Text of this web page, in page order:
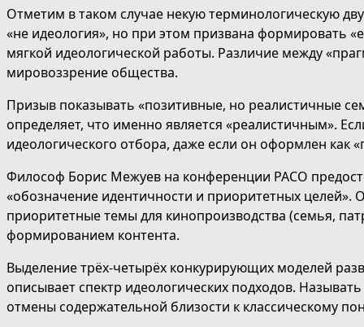
Отметим в таком случае некую терминологическую
«не идеология», но при этом призвана формировать
мягкой идеологической работы. Различие между
мировоззрение общества.
Призыв показывать «позитивные, но реалистичные
определяет, что именно является «реалистичным».
идеологического отбора, даже если он оформлен как
Философ Борис Межуев на конференции РАСО
«обозначение идентичности и приоритетных целей».
приоритетные темы для кинопроизводства (семья,
формированием контента.
Выделение трёх-четырёх конкурирующих моделей
описывает спектр идеологических подходов.
отмены содержательной близости к классическому